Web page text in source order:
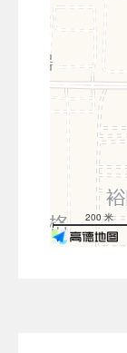
200 米